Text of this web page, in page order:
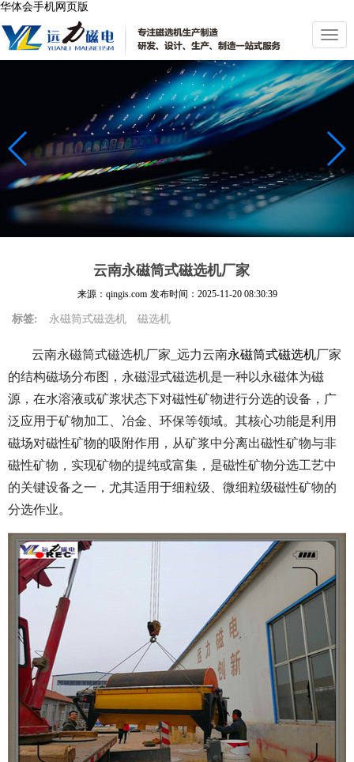
华体会手机网页版
切
换
导
航
云南永磁筒式磁选机厂家
来源：qingis.com 发布时间： 2025-11-20 08:30:39
标签: 永磁筒式磁选机 磁选机
云南永磁筒式磁选机厂家_远力云南永磁筒式磁选机厂家
的结构磁场分布图，永磁湿式磁选机是一种以永磁体为磁
源，在水溶液或矿浆状态下对磁性矿物进行分选的设备，广
泛应用于矿物加工、冶金、环保等领域。其核心功能是利用
磁场对磁性矿物的吸附作用，从矿浆中分离出磁性矿物与非
磁性矿物，实现矿物的提纯或富集，是磁性矿物分选工艺中
的关键设备之一，尤其适用于细粒级、微细粒级磁性矿物的
分选作业。